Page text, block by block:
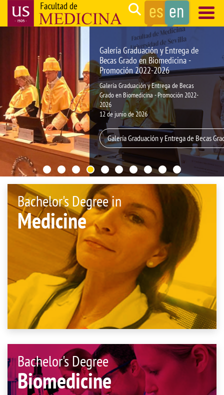
Search
principal
Galería Graduación y Entrega de
Becas Grado en Biomedicina -
Promoción 2022-2026
Galería Graduación y Entrega de Becas
Grado en Biomedicina - Promoción 2022-
2026
12 de junio de 2026
Galería Graduación y Entrega de Becas
Bachelor's Degree in
Medicine
Bachelor's Degree
Biomedicine